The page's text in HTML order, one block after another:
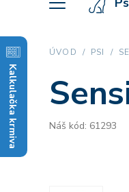
Kalkulačka krmiva
ÚVOD PSI
Náš kód: 61293